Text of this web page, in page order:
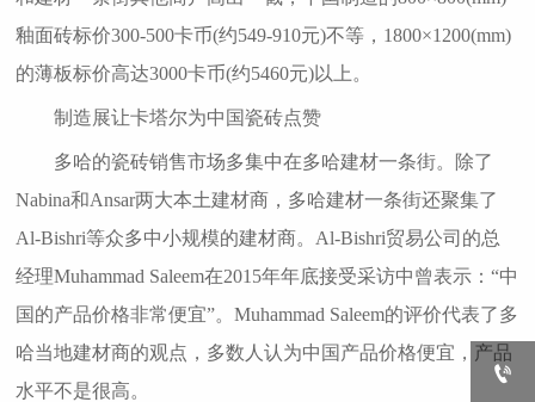
釉面砖标价300-500卡币(约549-910元)不等，1800×1200(mm)
的薄板标价高达3000卡币(约5460元)以上。
制造展让卡塔尔为中国瓷砖点赞
多哈的瓷砖销售市场多集中在多哈建材一条街。除了
Nabina和Ansar两大本土建材商，多哈建材一条街还聚集了
Al-Bishri等众多中小规模的建材商。Al-Bishri贸易公司的总
经理Muhammad Saleem在2015年年底接受采访中曾表示：“中
国的产品价格非常便宜”。Muhammad Saleem的评价代表了多
哈当地建材商的观点，多数人认为中国产品价格便宜，产品
水平不是很高。
